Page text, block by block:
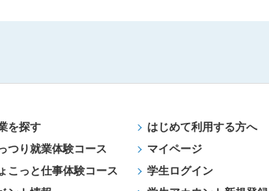
を探す
つり就業体験コース
こっと仕事体験コース
はじめて利用する方へ
マイページ
学生ログイン